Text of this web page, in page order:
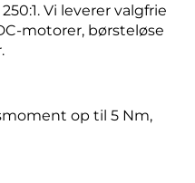
Vi leverer valgfrie
motorer, børsteløse
op til 5 Nm,